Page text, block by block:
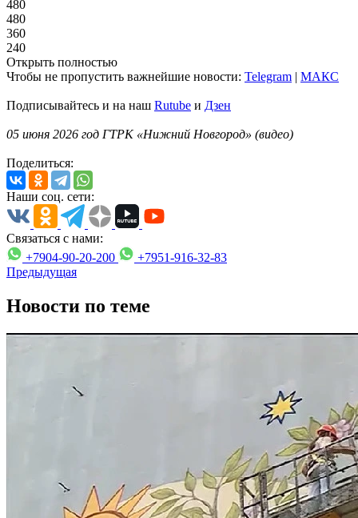
480
480
360
240
Открыть полностью
Чтобы не пропустить важнейшие новости: Telegram | MAКС
Подписывайтесь и на наш Rutube и Дзен
05 июня 2026 год ГТРК «Нижний Новгород» (видео)
Поделиться:
Наши соц. сети:
Связаться с нами:
+7904-90-20-200
+7951-916-32-83
Предыдущая
Новости по теме